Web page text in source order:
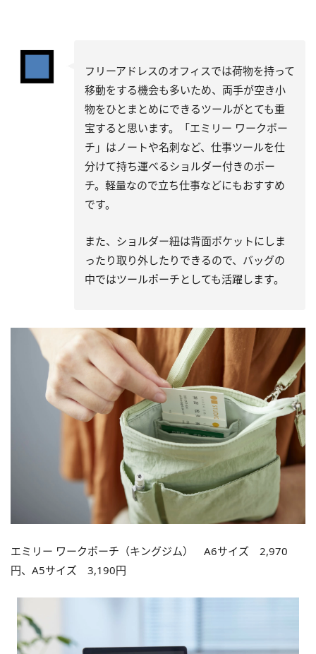
フリーアドレスのオフィスでは荷物を持って
移動をする機会も多いため、両手が空き小
物をひとまとめにできるツールがとても重
宝すると思います。「エミリー ワークポー
チ」はノートや名刺など、仕事ツールを仕
分けて持ち運べるショルダー付きのポー
チ。軽量なので立ち仕事などにもおすすめ
です。
また、ショルダー紐は背面ポケットにしま
ったり取り外したりできるので、バッグの
中ではツールポーチとしても活躍します。
エミリー ワークポーチ（キングジム） A6サイズ 2,970
円、A5サイズ 3,190円